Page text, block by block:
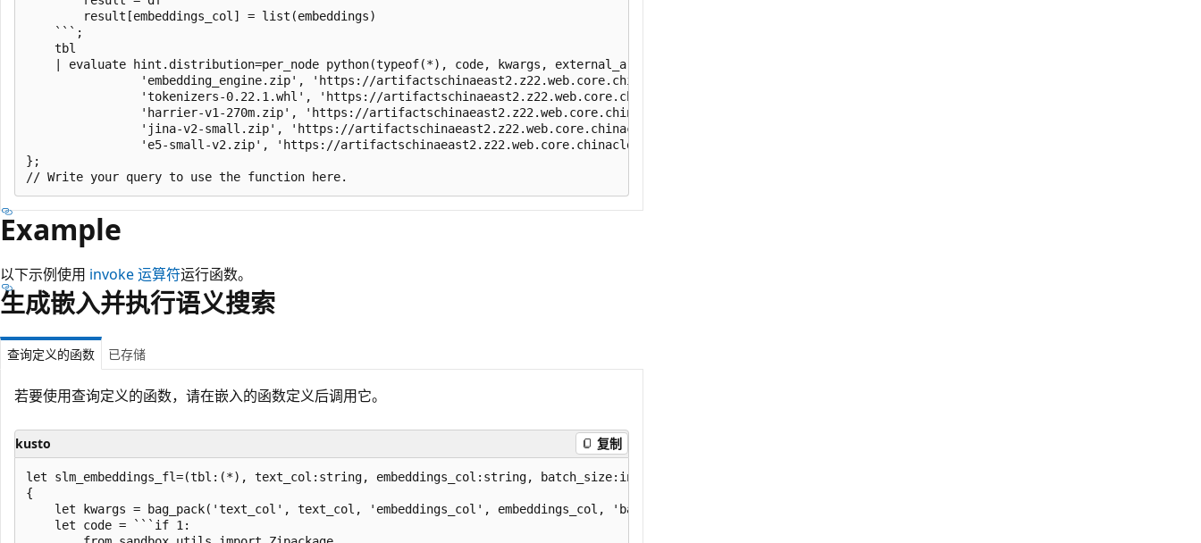
    tbl
    | evaluate hint.distribution=per_node python(typeof(*), code, kwargs, external_artifacts = bag_pack(
};
Example
以下示例使用 invoke 运算符运行函数。
生成嵌入并执行语义搜索
查询定义的函数 已存储
若要使用查询定义的函数，请在嵌入的函数定义后调用它。
kusto 复制
let slm_embeddings_fl=(tbl:(*), text_col:string, embeddings_col:string, batch_size:int=32, model_name:string='harrier-v1-270m', prefix:string='query:')
{
    let kwargs = bag_pack('text_col', text_col, 'embeddings_col', embeddings_col, 'batch_size', batch_size, 'model_name', model_name, 'prefix', prefix);
    let code = ```if 1: